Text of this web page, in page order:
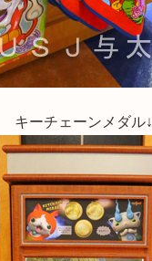
キーチェーンメダル↓